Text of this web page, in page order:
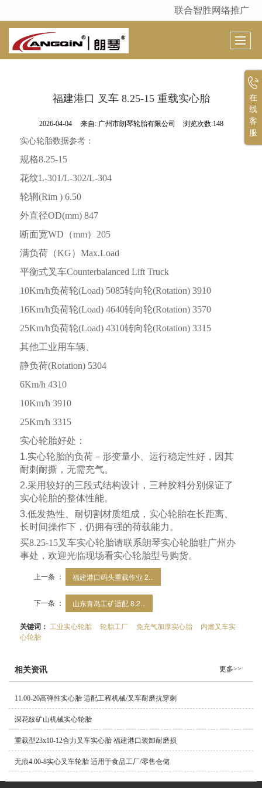
很遗憾，因您的浏览器版本过低导致无法获得最佳浏览体验，推荐下载安装谷歌浏览器！
联合智胜网络推广
福建港口 叉车 8.25-15 重载实心胎
2026-04-04 来自: 广州市朗琴轮胎有限公司 浏览次数:148
实心轮胎数据参考：
规格8.25-15
花纹L-301/L-302/L-304
轮辋(Rim ) 6.50
外直径OD(mm) 847
断面宽WD （mm） 205
满负荷（KG）Max.Load
平衡式叉车Counterbalanced Lift Truck
10Km/h负荷轮(Load) 5085转向轮(Rotation) 3910
16Km/h负荷轮(Load) 4640转向轮(Rotation) 3570
25Km/h负荷轮(Load) 4310转向轮(Rotation) 3315
其他工业用车辆、
静负荷(Rotation) 5304
6Km/h 4310
10Km/h 3910
25Km/h 3315
实心轮胎好处：
1.实心轮胎的负荷－形变量小、运行稳定性好，因其
耐刺耐撕，无需充气。
2.采用较好的三段式结构设计，三种胶料分别保证了
实心轮胎的整体性能。
3.低发热性、耐切割材质组成，实心轮胎在长距离、
长时间操作下，仍拥有强的荷载能力。
买8.25-15叉车实心轮胎请联系朗琴实心轮胎驻广州办
事处，欢迎光临现场看实心轮胎型号购货。
上一条 ： 福建港口码头重载作业 2...
下一条 ： 山东青岛工矿适配 8.2...
关键词：工业实心轮胎 轮胎工厂 免充气加厚实心胎
内燃叉车实
心轮胎
相关资讯 更多>>
11.00-20高弹性实心胎 适配工程机械/叉车耐磨抗穿刺
深花纹矿山机械实心轮胎
重载型23x10-12合力叉车实心胎 福建港口装卸耐磨损
无痕4.00-8实心叉车轮胎 适用于食品工厂/零售仓储
在
线
客
服